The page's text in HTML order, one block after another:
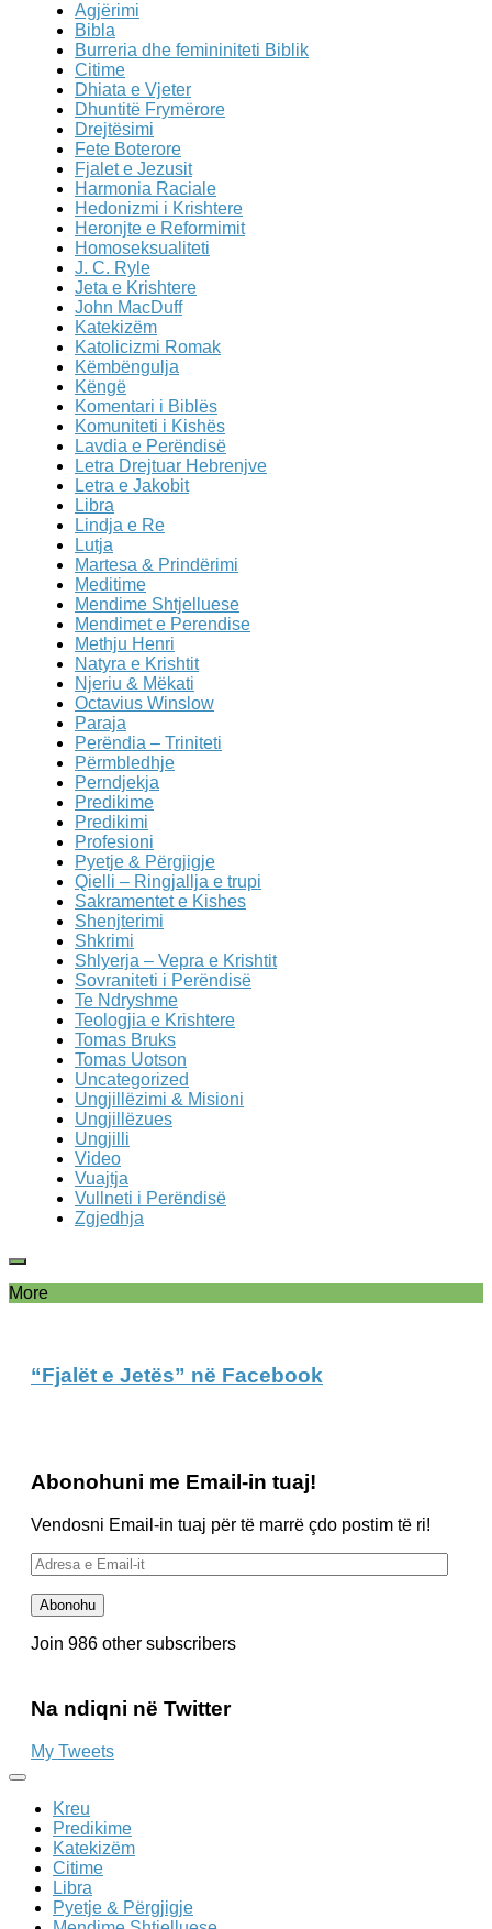
Agjërimi
Bibla
Burreria dhe femininiteti Biblik
Citime
Dhiata e Vjeter
Dhuntitë Frymërore
Drejtësimi
Fete Boterore
Fjalet e Jezusit
Harmonia Raciale
Hedonizmi i Krishtere
Heronjte e Reformimit
Homoseksualiteti
J. C. Ryle
Jeta e Krishtere
John MacDuff
Katekizëm
Katolicizmi Romak
Këmbëngulja
Këngë
Komentari i Biblës
Komuniteti i Kishës
Lavdia e Perëndisë
Letra Drejtuar Hebrenjve
Letra e Jakobit
Libra
Lindja e Re
Lutja
Martesa & Prindërimi
Meditime
Mendime Shtjelluese
Mendimet e Perendise
Methju Henri
Natyra e Krishtit
Njeriu & Mëkati
Octavius Winslow
Paraja
Perëndia – Triniteti
Përmbledhje
Perndjekja
Predikime
Predikimi
Profesioni
Pyetje & Përgjigje
Qielli – Ringjallja e trupi
Sakramentet e Kishes
Shenjterimi
Shkrimi
Shlyerja – Vepra e Krishtit
Sovraniteti i Perëndisë
Te Ndryshme
Teologjia e Krishtere
Tomas Bruks
Tomas Uotson
Uncategorized
Ungjillëzimi & Misioni
Ungjillëzues
Ungjilli
Video
Vuajtja
Vullneti i Perëndisë
Zgjedhja
More
“Fjalët e Jetës” në Facebook
Abonohuni me Email-in tuaj!
Vendosni Email-in tuaj për të marrë çdo postim të ri!
Adresa
e
Email-
it
Abonohu
Join 986 other subscribers
Na ndiqni në Twitter
My Tweets
Kreu
Predikime
Katekizëm
Citime
Libra
Pyetje & Përgjigje